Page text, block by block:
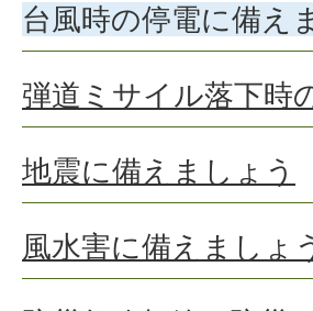
台風時の停電に備え
弾道ミサイル落下時
地震に備えましょう
風水害に備えましょ